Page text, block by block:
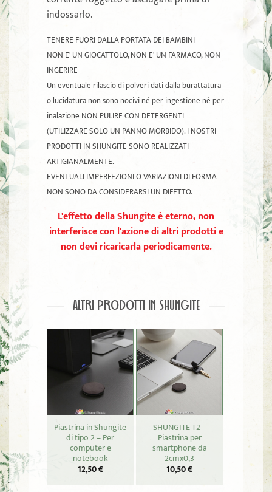
indossarlo.
TENERE FUORI DALLA PORTATA DEI BAMBINI
NON E' UN GIOCATTOLO, NON E' UN FARMACO, NON
INGERIRE
Un eventuale rilascio di polveri dati dalla burattatura
o lucidatura non sono nocivi né per ingestione né per
inalazione NON PULIRE CON DETERGENTI
(UTILIZZARE SOLO UN PANNO MORBIDO). I NOSTRI
PRODOTTI IN SHUNGITE SONO REALIZZATI
ARTIGIANALMENTE.
EVENTUALI IMPERFEZIONI O VARIAZIONI DI FORMA
NON SONO DA CONSIDERARSI UN DIFETTO.
L'effetto della Shungite è eterno, non
interferisce con l'azione di altri prodotti e
non devi ricaricarla periodicamente.
ALTRI PRODOTTI IN SHUNGITE
Piastrina in Shungite
di tipo 2 – Per
computer e
notebook
12,50€
SHUNGITE T2 –
Piastrina per
smartphone da
2cmx0,3
10,50€